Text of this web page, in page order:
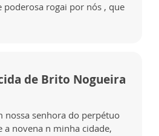
poderosa rogai por nós , que
de Brito Nogueira
nossa senhora do perpétuo
a novena n minha cidade,